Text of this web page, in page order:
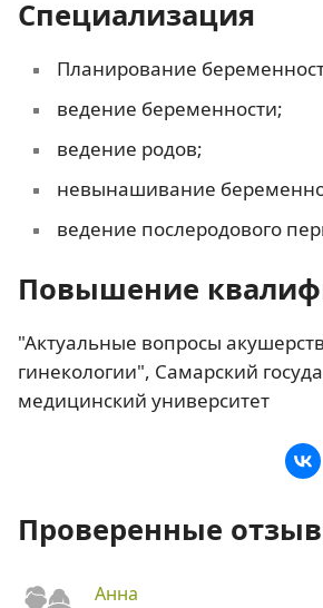
Специализация
Планирование
ведение беременности;
ведение родов;
невынашивание
ведение послеродового
Повышение
"Актуальные вопросы
гинекологии", Самарский
медицинский университет
Проверенные
Анна